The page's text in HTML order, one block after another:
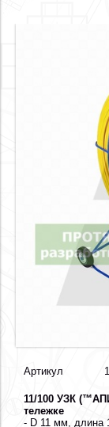
Артикул
11/100 УЗК
тележке
- D 11 мм, длина